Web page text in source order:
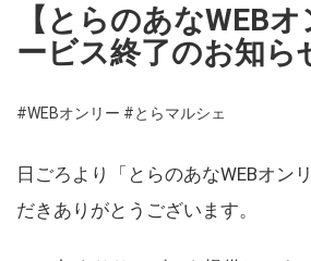
【とらのあなWEB
ービス終了のお知ら
#WEBオンリー #とらマルシェ
日ごろより「とらのあなWEBオン
だきありがとうございます。